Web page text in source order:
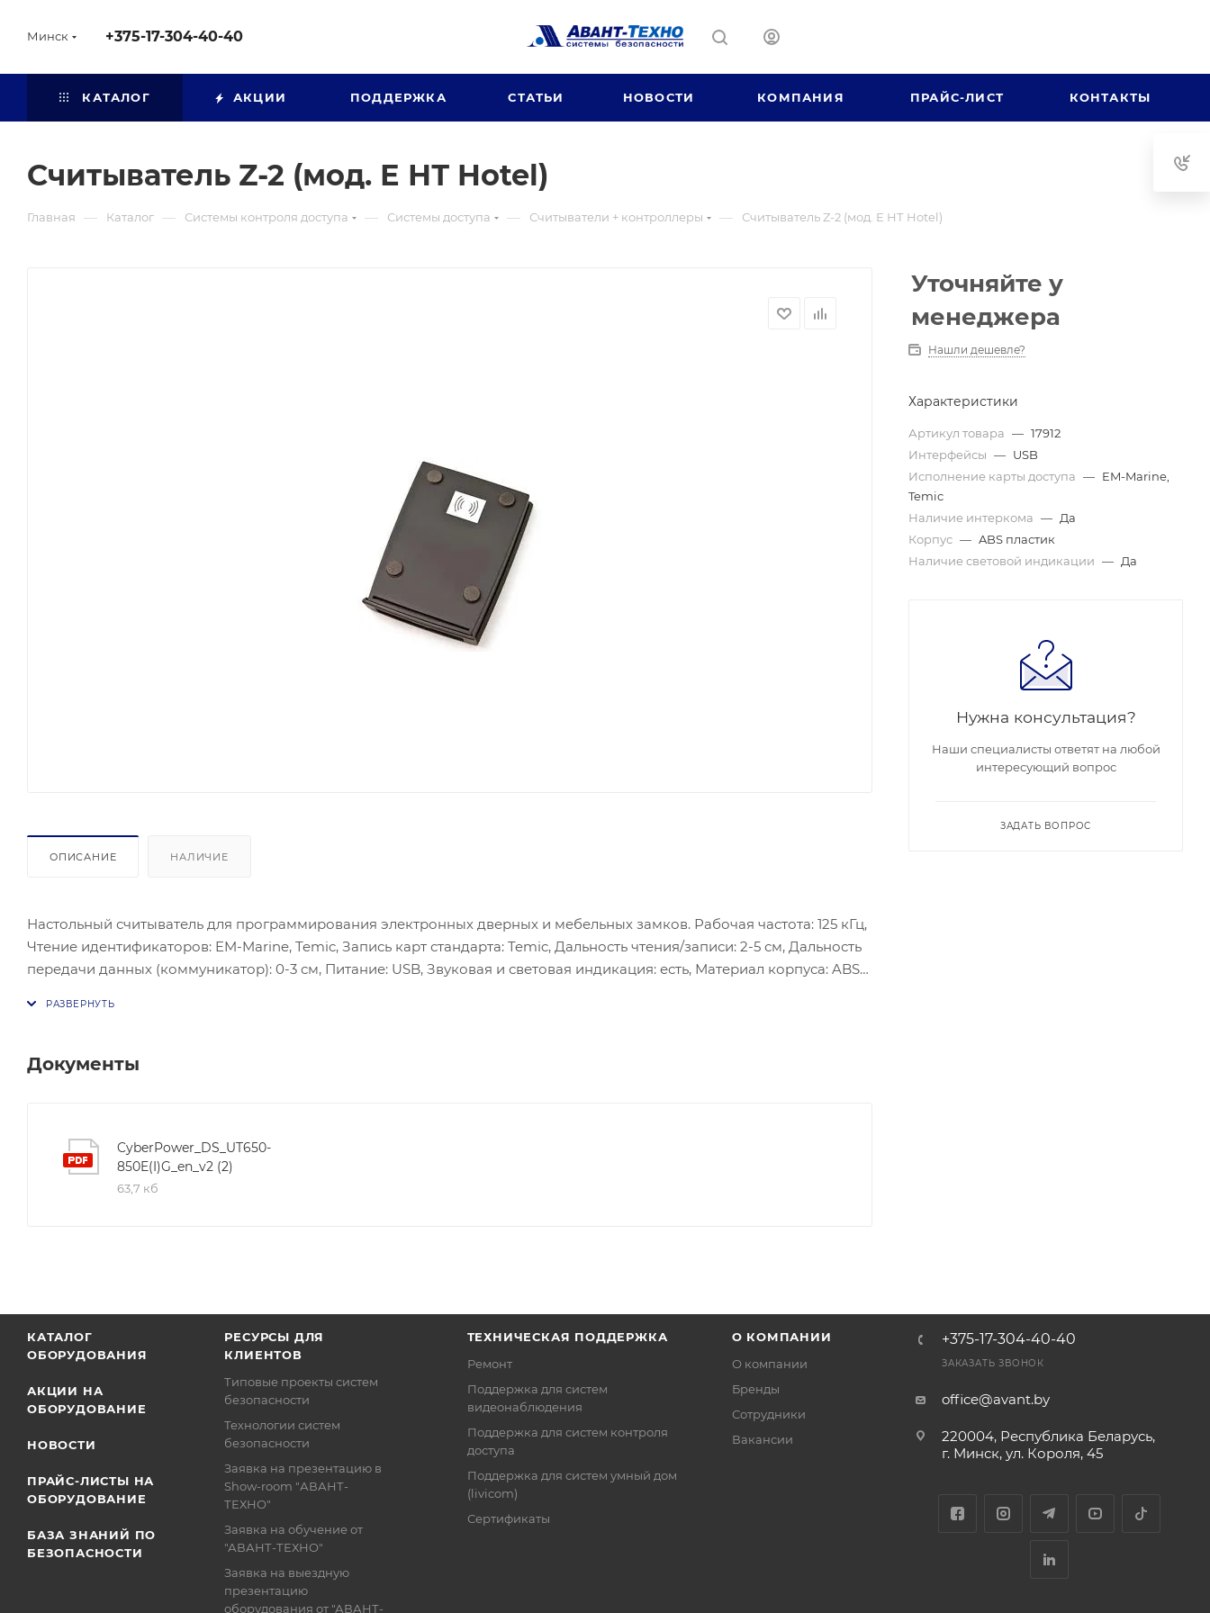
Минск +375-17-304-40-40
КАТАЛОГ АКЦИИ ПОДДЕРЖКА СТАТЬИ НОВОСТИ КОМПАНИЯ ПРАЙС-ЛИСТ КОНТАКТЫ
Считыватель Z-2 (мод. Е НТ Hotel)
Главная — Каталог — Системы контроля доступа — Системы доступа — Считыватели + контроллеры — Считыватель Z-2 (мод. Е НТ Hotel)
ОПИСАНИЕ НАЛИЧИЕ
Настольный считыватель для программирования электронных дверных и мебельных замков. Рабочая частота: 125 кГц,
Чтение идентификаторов: EM-Marine, Temic, Запись карт стандарта: Temic, Дальность чтения/записи: 2-5 см, Дальность
передачи данных (коммуникатор): 0-3 см, Питание: USB, Звуковая и световая индикация: есть, Материал корпуса: ABS
Документы
CyberPower_DS_UT650-
850E(I)G_en_v2 (2)
63,7 кб
Уточняйте у
менеджера
Нашли дешевле?
Характеристики
Артикул товара — 17912
Интерфейсы — USB
Исполнение карты доступа — EM-Marine,
Temic
Наличие интеркома — Да
Корпус — ABS пластик
Наличие световой индикации — Да
Нужна консультация?
Наши специалисты ответят на любой
интересующий вопрос
ЗАДАТЬ ВОПРОС
КАТАЛОГ
ОБОРУДОВАНИЯ
АКЦИИ НА
ОБОРУДОВАНИЕ
НОВОСТИ
ПРАЙС-ЛИСТЫ НА
ОБОРУДОВАНИЕ
БАЗА ЗНАНИЙ ПО
БЕЗОПАСНОСТИ
РЕСУРСЫ ДЛЯ
КЛИЕНТОВ
Типовые проекты систем
безопасности
Технологии систем
безопасности
Заявка на презентацию в
Show-room "АВАНТ-
ТЕХНО"
Заявка на обучение от
"АВАНТ-ТЕХНО"
Заявка на выездную
презентацию
оборудования от "АВАНТ-
ТЕХНИЧЕСКАЯ ПОДДЕРЖКА
Ремонт
Поддержка для систем
видеонаблюдения
Поддержка для систем контроля
доступа
Поддержка для систем умный дом
(livicom)
Сертификаты
О КОМПАНИИ
О компании
Бренды
Сотрудники
Вакансии
+375-17-304-40-40
ЗАКАЗАТЬ ЗВОНОК
office@avant.by
220004, Республика Беларусь,
г. Минск, ул. Короля, 45